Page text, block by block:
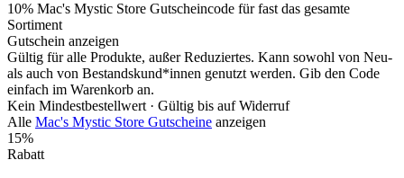
10% Mac's Mystic Store Gutscheincode für fast das gesamte
Sortiment
Gutschein anzeigen
Gültig für alle Produkte, außer Reduziertes. Kann sowohl von Neu-
als auch von Bestandskund*innen genutzt werden. Gib den Code
einfach im Warenkorb an.
Kein Mindestbestellwert · Gültig bis auf Widerruf
Alle Mac's Mystic Store Gutscheine anzeigen
15%
Rabatt